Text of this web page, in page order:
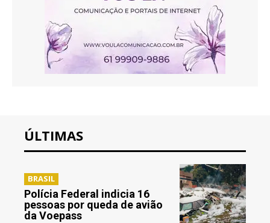
ÚLTIMAS
BRASIL
Polícia Federal indicia 16
pessoas por queda de avião
da Voepass